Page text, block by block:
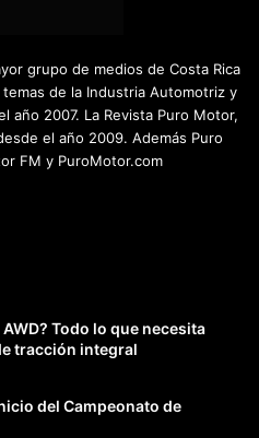
grupo de medios de Costa Rica
de la Industria Automotriz y
año 2007. La Revista Puro Motor,
el año 2009. Además Puro
FM y PuroMotor.com
Todo lo que necesita
tracción integral
del Campeonato de